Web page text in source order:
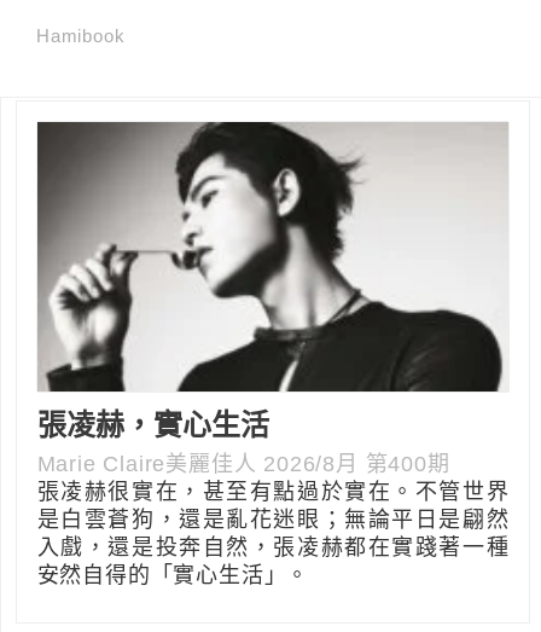
Hamibook
張凌赫，實心生活
Marie Claire美麗佳人 2026/8月 第400期
張凌赫很實在，甚至有點過於實在。不管世界
是白雲蒼狗，還是亂花迷眼；無論平日是翩然
入戲，還是投奔自然，張凌赫都在實踐著一種
安然自得的「實心生活」。